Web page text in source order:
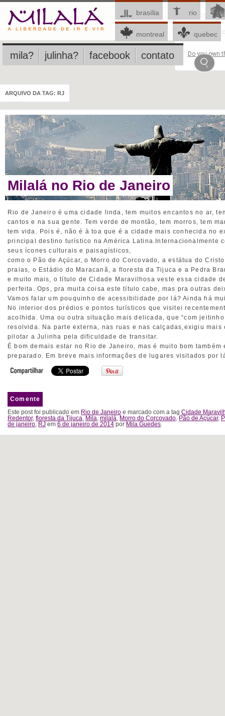
This page
Do you own
brasília rio
montreal quebec
mila? julinha? facebook contato
ARQUIVO DA TAG: RJ
Milalá no Rio de Janeiro
Rio de Janeiro é uma cidade linda, tem muitos encantos no ar,
cantos e na sua gente. Tem verde de montão, tem morros, tem
tem vida. Pois é, não é à toa que é a cidade mais conhecida no
principal destino turístico na América Latina.Internacionalmente
seus ícones culturais e paisagísticos,
como o Pão de Açúcar, o Morro do Corcovado, a estátua do
praias, o Estádio do Maracanã, a floresta da Tijuca e a Pedra
e muito mais, o título de Cidade Maravilhosa veste essa cidade
perfeita. Ops, pra muita coisa este título cabe, mas pra outras
Vamos falar um pouquinho de acessibilidade por lá? Ainda há
No interior dos prédios e pontos turísticos que visitei
acolhida. Uma ou outra situação mais delicada, que “com
resolvida. Na parte externa, nas ruas e nas calçadas,exigiu mais
pilotar a Julinha pela dificuldade de transitar.
É bom demais estar no Rio de Janeiro, mas é muito bom também
preparado. Em breve mais informações de lugares visitados por
Comente
Este post foi publicado em Rio de Janeiro e marcado com a tag Cidade
Redentor, floresta da Tijuca, Mila, milalá, Morro do Corcovado, Pão de Açúcar,
de janeiro, RJ em 6 de janeiro de 2014 por Mila Guedes.